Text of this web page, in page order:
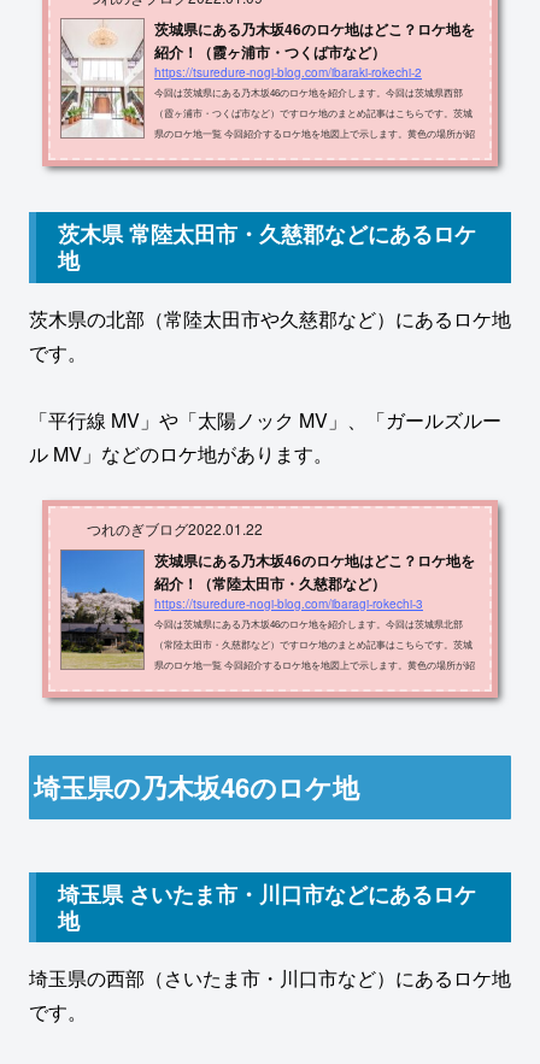
茨城県にある乃木坂46のロケ地はどこ？ロケ地を
紹介！（霞ヶ浦市・つくば市など）
https://tsuredure-nogi-blog.com/ibaraki-rokechi-2
今回は茨城県にある乃木坂46のロケ地を紹介します。今回は茨城県西部
（霞ヶ浦市・つくば市など）ですロケ地のまとめ記事はこちらです。茨城
県のロケ地一覧 今回紹介するロケ地を地図上で示します。黄色の場所が紹
以下の表です。ロケ地住所メディアパークスガーデンプレイス笠間市旭町
希望 星野個人PVザ・ヒロサワ・シティ筑西市茂田日常 MV茨城県立石岡特
別支援学校石岡市下青柳７１６−１ハ...
茨木県 常陸太田市・久慈郡などにあるロケ
地
茨木県の北部（常陸太田市や久慈郡など）にあるロケ地
です。
「平行線 MV」や「太陽ノック MV」、「ガールズルー
ル MV」などのロケ地があります。
つれのぎブログ2022.01.22
茨城県にある乃木坂46のロケ地はどこ？ロケ地を
紹介！（常陸太田市・久慈郡など）
https://tsuredure-nogi-blog.com/ibaragi-rokechi-3
今回は茨城県にある乃木坂46のロケ地を紹介します。今回は茨城県北部
（常陸太田市・久慈郡など）ですロケ地のまとめ記事はこちらです。茨城
県のロケ地一覧 今回紹介するロケ地を地図上で示します。黄色の場所が紹
以下の表です。ロケ地住所メディア明秀学園日立高等学校高萩市大字石滝2
埼玉県の乃木坂46のロケ地
埼玉県 さいたま市・川口市などにあるロケ
地
埼玉県の西部（さいたま市・川口市など）にあるロケ地
です。